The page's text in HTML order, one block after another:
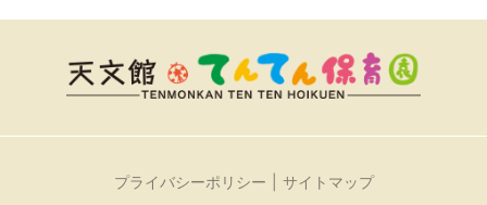
プライバシーポリシー サイトマップ